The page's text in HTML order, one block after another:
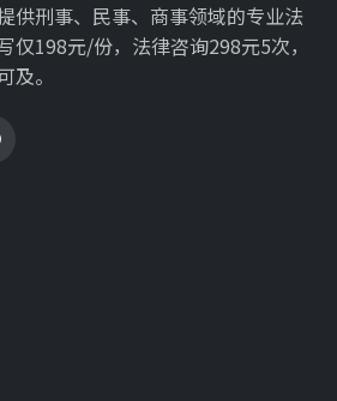
供刑事、民事、商事领域的专业法
仅198元/份，法律咨询298元5次，
及。